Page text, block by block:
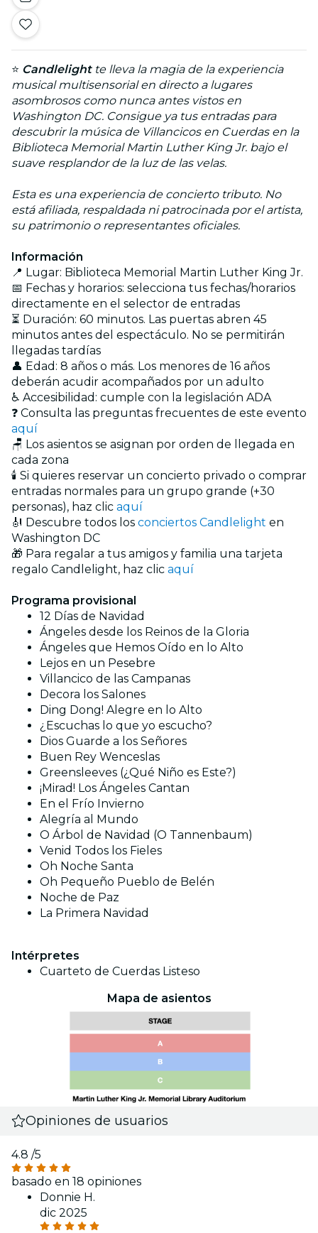
⭐ Candlelightte lleva la magia de la experiencia
musical multisensorial en directo a lugares
asombrosos como nunca antes vistos en
Washington DC. Consigue ya tus entradas para
descubrir la música de Villancicos en Cuerdas en la
Biblioteca Memorial Martin Luther King Jr. bajo el
suave resplandor de la luz de las velas.
Esta es una experiencia de concierto tributo. No
está afiliada, respaldada ni patrocinada por el artista,
su patrimonio o representantes oficiales.
Información
📍 Lugar: Biblioteca Memorial Martin Luther King Jr.
📅 Fechas y horarios: selecciona tus fechas/horarios
directamente en el selector de entradas
⏳ Duración: 60 minutos. Las puertas abren 45
minutos antes del espectáculo. No se permitirán
llegadas tardías
👤 Edad: 8 años o más. Los menores de 16 años
deberán acudir acompañados por un adulto
♿ Accesibilidad: cumple con la legislación ADA
❓ Consulta las preguntas frecuentes de este evento
aquí
🪑 Los asientos se asignan por orden de llegada en
cada zona
🕯️ Si quieres reservar un concierto privado o comprar
entradas normales para un grupo grande (+30
personas), haz clic aquí
🎻 Descubre todos los conciertos Candlelight en
Washington DC
🎁 Para regalar a tus amigos y familia una tarjeta
regalo Candlelight, haz clic aquí
Programa provisional
12 Días de Navidad
Ángeles desde los Reinos de la Gloria
Ángeles que Hemos Oído en lo Alto
Lejos en un Pesebre
Villancico de las Campanas
Decora los Salones
Ding Dong! Alegre en lo Alto
¿Escuchas lo que yo escucho?
Dios Guarde a los Señores
Buen Rey Wenceslas
Greensleeves (¿Qué Niño es Este?)
¡Mirad! Los Ángeles Cantan
En el Frío Invierno
Alegría al Mundo
O Árbol de Navidad (O Tannenbaum)
Venid Todos los Fieles
Oh Noche Santa
Oh Pequeño Pueblo de Belén
Noche de Paz
La Primera Navidad
Intérpretes
Cuarteto de Cuerdas Listeso
Mapa de asientos
Opiniones de usuarios
4.8 /5
basado en 18 opiniones
Donnie H.
dic 2025